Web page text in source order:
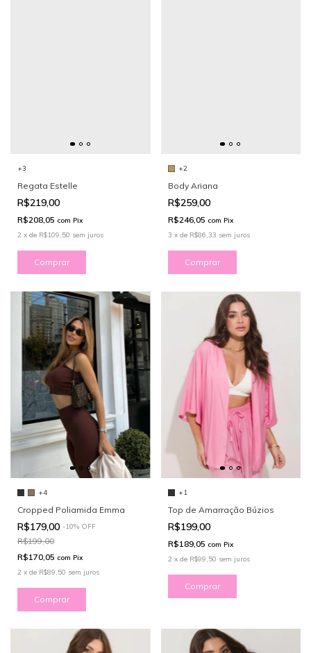
+3
Regata Estelle
R$219,00
R$208,05 com Pix
2 x de R$109,50 sem juros
Comprar
+2
Body Ariana
R$259,00
R$246,05 com Pix
3 x de R$86,33 sem juros
Comprar
+4
Cropped Poliamida Emma
R$179,00 -10% OFF
R$199,00
R$170,05 com Pix
2 x de R$89,50 sem juros
Comprar
+1
Top de Amarração Búzios
R$199,00
R$189,05 com Pix
2 x de R$99,50 sem juros
Comprar